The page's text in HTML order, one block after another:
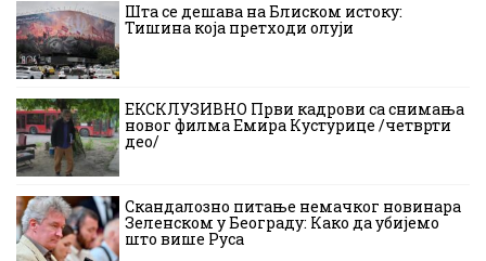
Шта се дешава на Блиском истоку:
Тишина која претходи олуји
ЕКСКЛУЗИВНО Први кадрови са снимања
новог филма Емира Кустурице /четврти
део/
Скандалозно питање немачког новинара
Зеленском у Београду: Како да убијемо
што више Руса